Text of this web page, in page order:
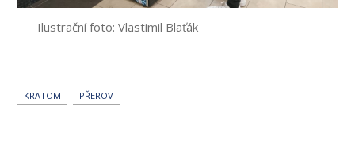
Ilustrační foto: Vlastimil Blaťák
KRATOM PŘEROV